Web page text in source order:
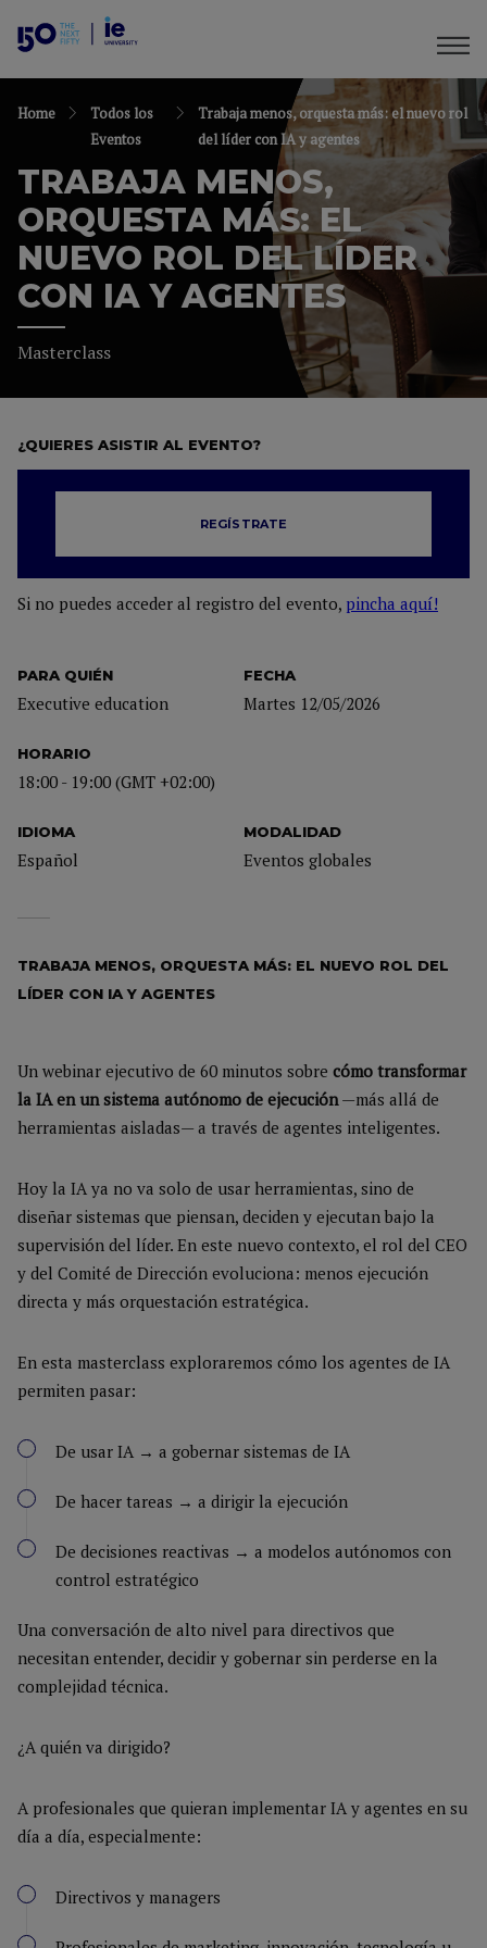
Home
Todos los
Eventos
Trabaja menos, orquesta más: el nuevo rol
del líder con IA y agentes
TRABAJA MENOS,
ORQUESTA MÁS: EL
NUEVO ROL DEL LÍDER
CON IA Y AGENTES
Masterclass
PARA QUIÉN
Executive education
FECHA
Martes 12/05/2026
HORARIO
18:00 - 19:00 (GMT +02:00)
IDIOMA
Español
MODALIDAD
Eventos globales
¿QUIERES ASISTIR AL EVENTO?
REGÍSTRATE
Si no puedes acceder al registro del evento, pincha aquí!
TRABAJA MENOS, ORQUESTA MÁS: EL NUEVO ROL DEL
LÍDER CON IA Y AGENTES
Un webinar ejecutivo de 60 minutos sobre cómo transformar
la IA en un sistema autónomo de ejecución—más allá de
herramientas aisladas— a través de agentes inteligentes.
Hoy la IA ya no va solo de usar herramientas, sino de
diseñar sistemas que piensan, deciden y ejecutan bajo la
supervisión del líder. En este nuevo contexto, el rol del CEO
y del Comité de Dirección evoluciona: menos ejecución
directa y más orquestación estratégica.
En esta masterclass exploraremos cómo los agentes de IA
permiten pasar:
De usar IA → a gobernar sistemas de IA
De hacer tareas → a dirigir la ejecución
De decisiones reactivas → a modelos autónomos con
control estratégico
Una conversación de alto nivel para directivos que
necesitan entender, decidir y gobernar sin perderse en la
complejidad técnica.
¿A quién va dirigido?
A profesionales que quieran implementar IA y agentes en su
día a día, especialmente:
Directivos y managers